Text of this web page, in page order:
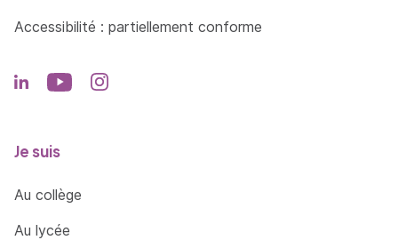
limitants
L'état hypnotique
Module 5 : Outils et techniques
Accessibilité : partiellement conforme
Je suis
Au collège
Au lycée